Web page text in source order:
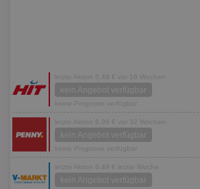
letzte Aktion 5,49 € vor 16 Wochen
kein Angebot verfügbar
keine Prognose verfügbar
letzte Aktion 6,99 € vor 32 Wochen
kein Angebot verfügbar
keine Prognose verfügbar
letzte Aktion 6,49 € letzte Woche
kein Angebot verfügbar